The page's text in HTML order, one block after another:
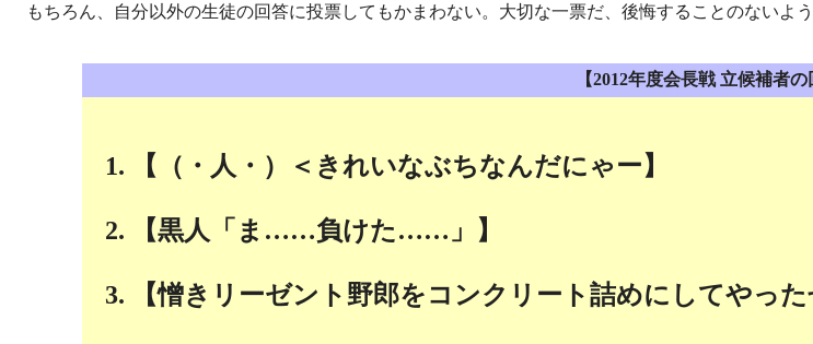
もちろん、自分以外の生徒の回答に投票してもかまわない。大切な一票だ、後悔することのないよう
【2012年度会長戦 立候補者の
【（・人・）＜きれいなぶちなんだにゃー】
【黒人「ま……負けた……」】
【憎きリーゼント野郎をコンクリート詰めにしてやった